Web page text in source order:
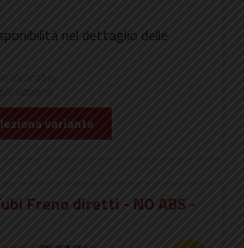
nel dettaglio delle
indicativi,
varianti
variante
Freno diretti - NO ABS -